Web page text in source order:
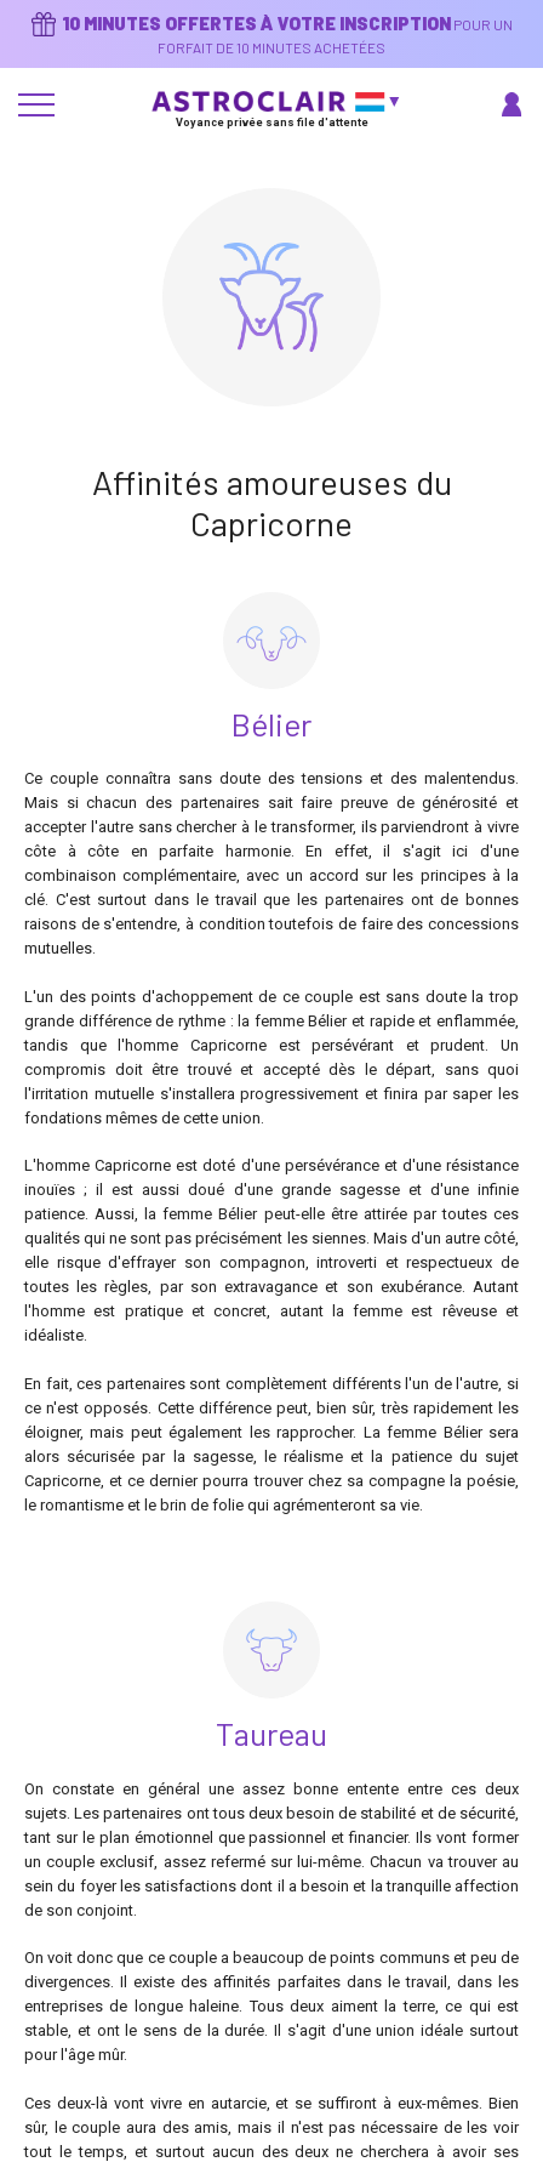
10 MINUTES OFFERTES À VOTRE INSCRIPTION POUR UN
FORFAIT DE 10 MINUTES ACHETÉES
Voyance privée sans file d'attente
Affinités amoureuses du
Capricorne
Bélier
Ce couple connaîtra sans doute des tensions et des malentendus.
Mais si chacun des partenaires sait faire preuve de générosité et
accepter l'autre sans chercher à le transformer, ils parviendront à vivre
côte à côte en parfaite harmonie. En effet, il s'agit ici d'une
combinaison complémentaire, avec un accord sur les principes à la
clé. C'est surtout dans le travail que les partenaires ont de bonnes
raisons de s'entendre, à condition toutefois de faire des concessions
mutuelles.
L'un des points d'achoppement de ce couple est sans doute la trop
grande différence de rythme : la femme Bélier et rapide et enflammée,
tandis que l'homme Capricorne est persévérant et prudent. Un
compromis doit être trouvé et accepté dès le départ, sans quoi
l'irritation mutuelle s'installera progressivement et finira par saper les
fondations mêmes de cette union.
L'homme Capricorne est doté d'une persévérance et d'une résistance
inouïes ; il est aussi doué d'une grande sagesse et d'une infinie
patience. Aussi, la femme Bélier peut-elle être attirée par toutes ces
qualités qui ne sont pas précisément les siennes. Mais d'un autre côté,
elle risque d'effrayer son compagnon, introverti et respectueux de
toutes les règles, par son extravagance et son exubérance. Autant
l'homme est pratique et concret, autant la femme est rêveuse et
idéaliste.
En fait, ces partenaires sont complètement différents l'un de l'autre, si
ce n'est opposés. Cette différence peut, bien sûr, très rapidement les
éloigner, mais peut également les rapprocher. La femme Bélier sera
alors sécurisée par la sagesse, le réalisme et la patience du sujet
Capricorne, et ce dernier pourra trouver chez sa compagne la poésie,
le romantisme et le brin de folie qui agrémenteront sa vie.
Taureau
On constate en général une assez bonne entente entre ces deux
sujets. Les partenaires ont tous deux besoin de stabilité et de sécurité,
tant sur le plan émotionnel que passionnel et financier. Ils vont former
un couple exclusif, assez refermé sur lui-même. Chacun va trouver au
sein du foyer les satisfactions dont il a besoin et la tranquille affection
de son conjoint.
On voit donc que ce couple a beaucoup de points communs et peu de
divergences. Il existe des affinités parfaites dans le travail, dans les
entreprises de longue haleine. Tous deux aiment la terre, ce qui est
stable, et ont le sens de la durée. Il s'agit d'une union idéale surtout
pour l'âge mûr.
Ces deux-là vont vivre en autarcie, et se suffiront à eux-mêmes. Bien
sûr, le couple aura des amis, mais il n'est pas nécessaire de les voir
tout le temps, et surtout aucun des deux ne cherchera à avoir ses